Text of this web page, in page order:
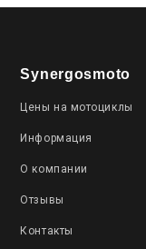
Synergosmoto
Цены на мотоциклы
Информация
О компании
Отзывы
Контакты